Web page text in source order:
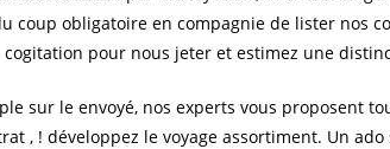
coup obligatoire en compagnie de lister nos
pour nous jeter et estimez une
sur le envoyé, nos experts vous proposent
, ! développez le voyage assortiment. Un